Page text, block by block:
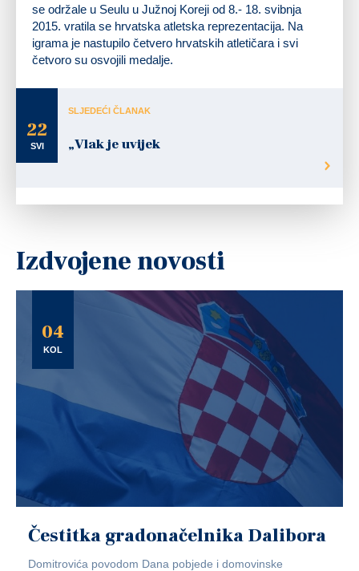
se održale u Seulu u Južnoj Koreji od 8.- 18. svibnja
2015. vratila se hrvatska atletska reprezentacija. Na
igrama je nastupilo četvero hrvatskih atletičara i svi
četvoro su osvojili medalje.
22
SVI
SLJEDEĆI ČLANAK
„Vlak je uvijek
Izdvojene novosti
04
KOL
Čestitka gradonačelnika Dalibora
Domitrovića povodom Dana pobjede i domovinske